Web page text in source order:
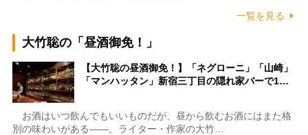
一覧を見る
大竹聡の「昼酒御免！」
【大竹聡の昼酒御免！】「ネグローニ」「山崎」
「マンハッタン」新宿三丁目の隠れ家バーで1…
お酒はいつ飲んでもいいものだが、昼から飲むお酒にはまた格
別の味わいがある――。ライター・作家の大竹…